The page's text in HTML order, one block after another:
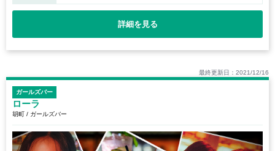
詳細を見る
最終更新日：2021/12/16
ガールズバー
ローラ
胡町 / ガールズバー